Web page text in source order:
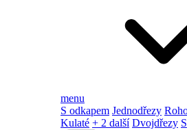
menu
S odkapem Jednodřezy
Kulaté + 2 další Dvojdřezy